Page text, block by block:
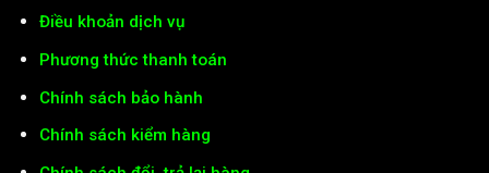
Điều khoản dịch vụ
Phương thức thanh toán
Chính sách bảo hành
Chính sách kiểm hàng